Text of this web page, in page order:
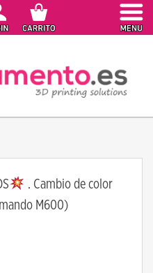
. Cambio de color
M600)